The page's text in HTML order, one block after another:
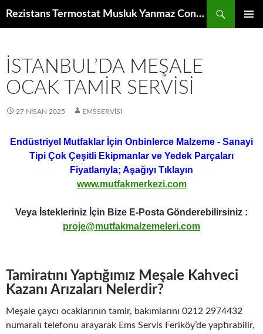
Rezistans Termostat Musluk Yanmaz Conta Rende Disk Bıçak Redüktör Fan Motoru Elektronik Kumanda Kartı Raf Izgara
İSTANBUL’DA MEŞALE
OCAK TAMIR SERVISI
27 NISAN 2025 EMSSERVISI
Endüstriyel Mutfaklar İçin Onbinlerce Malzeme - Sanayi
Tipi Çok Çeşitli Ekipmanlar ve Yedek Parçaları
Fiyatlarıyla; Aşağıyı Tıklayın
www.mutfakmerkezi.com
Veya İstekleriniz İçin Bize E-Posta Gönderebilirsiniz :
proje@mutfakmalzemeleri.com
Tamiratını Yaptığımız Meşale Kahveci
Kazanı Arızaları Nelerdir?
Meşale çaycı ocaklarının tamir, bakımlarını 0212 2974432
numaralı telefonu arayarak Ems Servis Feriköy’de yaptırabilir,